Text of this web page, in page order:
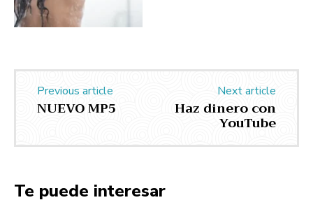
Previous article
NUEVO MP5
Next article
Haz dinero con
YouTube
Te puede interesar